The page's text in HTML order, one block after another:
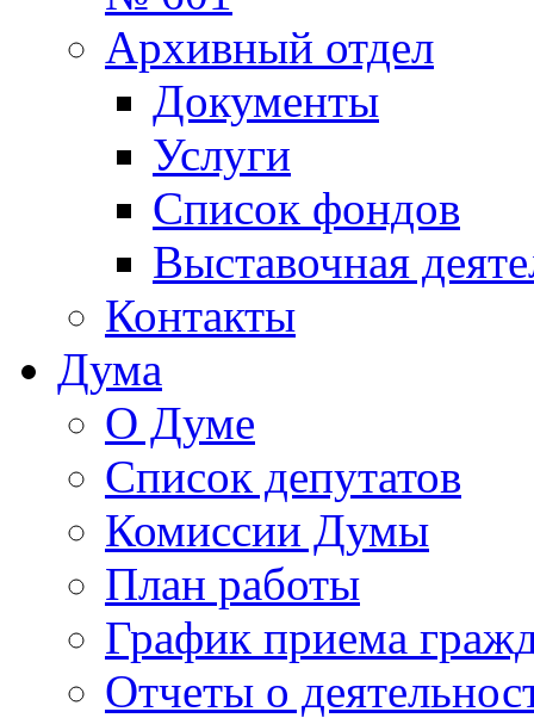
Архивный отдел
Документы
Услуги
Список фондов
Выставочная
Контакты
Дума
О Думе
Список депутатов
Комиссии Думы
План работы
График приема
Отчеты о